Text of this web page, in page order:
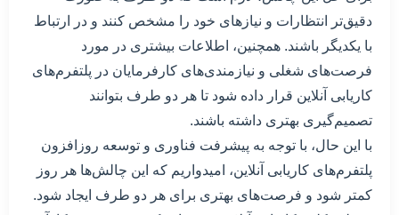
دقیق‌تر انتظارات و نیازهای خود را مشخص کنند و در ارتباط
با یکدیگر باشند. همچنین، اطلاعات بیشتری در مورد
فرصت‌های شغلی و نیازمندی‌های کارفرمایان در پلتفرم‌های
کاریابی آنلاین قرار داده شود تا هر دو طرف بتوانند
تصمیم‌گیری بهتری داشته باشند.
با این حال، با توجه به پیشرفت فناوری و توسعه روزافزون
پلتفرم‌های کاریابی آنلاین، امیدواریم که این چالش‌ها هر روز
کمتر شود و فرصت‌های بهتری برای هر دو طرف ایجاد شود.